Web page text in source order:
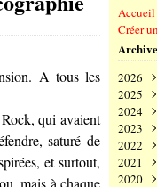
A tous les
qui avaient
saturé de
et surtout,
mais à chaque
Créer
2026
Août
Juillet
Juin
Mai
Avril
Mars
2025
Août
2024
2023
2022
2021
2020